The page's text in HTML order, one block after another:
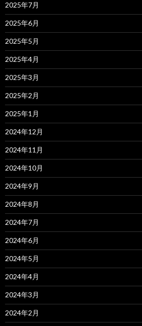
2025年7月
2025年6月
2025年5月
2025年4月
2025年3月
2025年2月
2025年1月
2024年12月
2024年11月
2024年10月
2024年9月
2024年8月
2024年7月
2024年6月
2024年5月
2024年4月
2024年3月
2024年2月